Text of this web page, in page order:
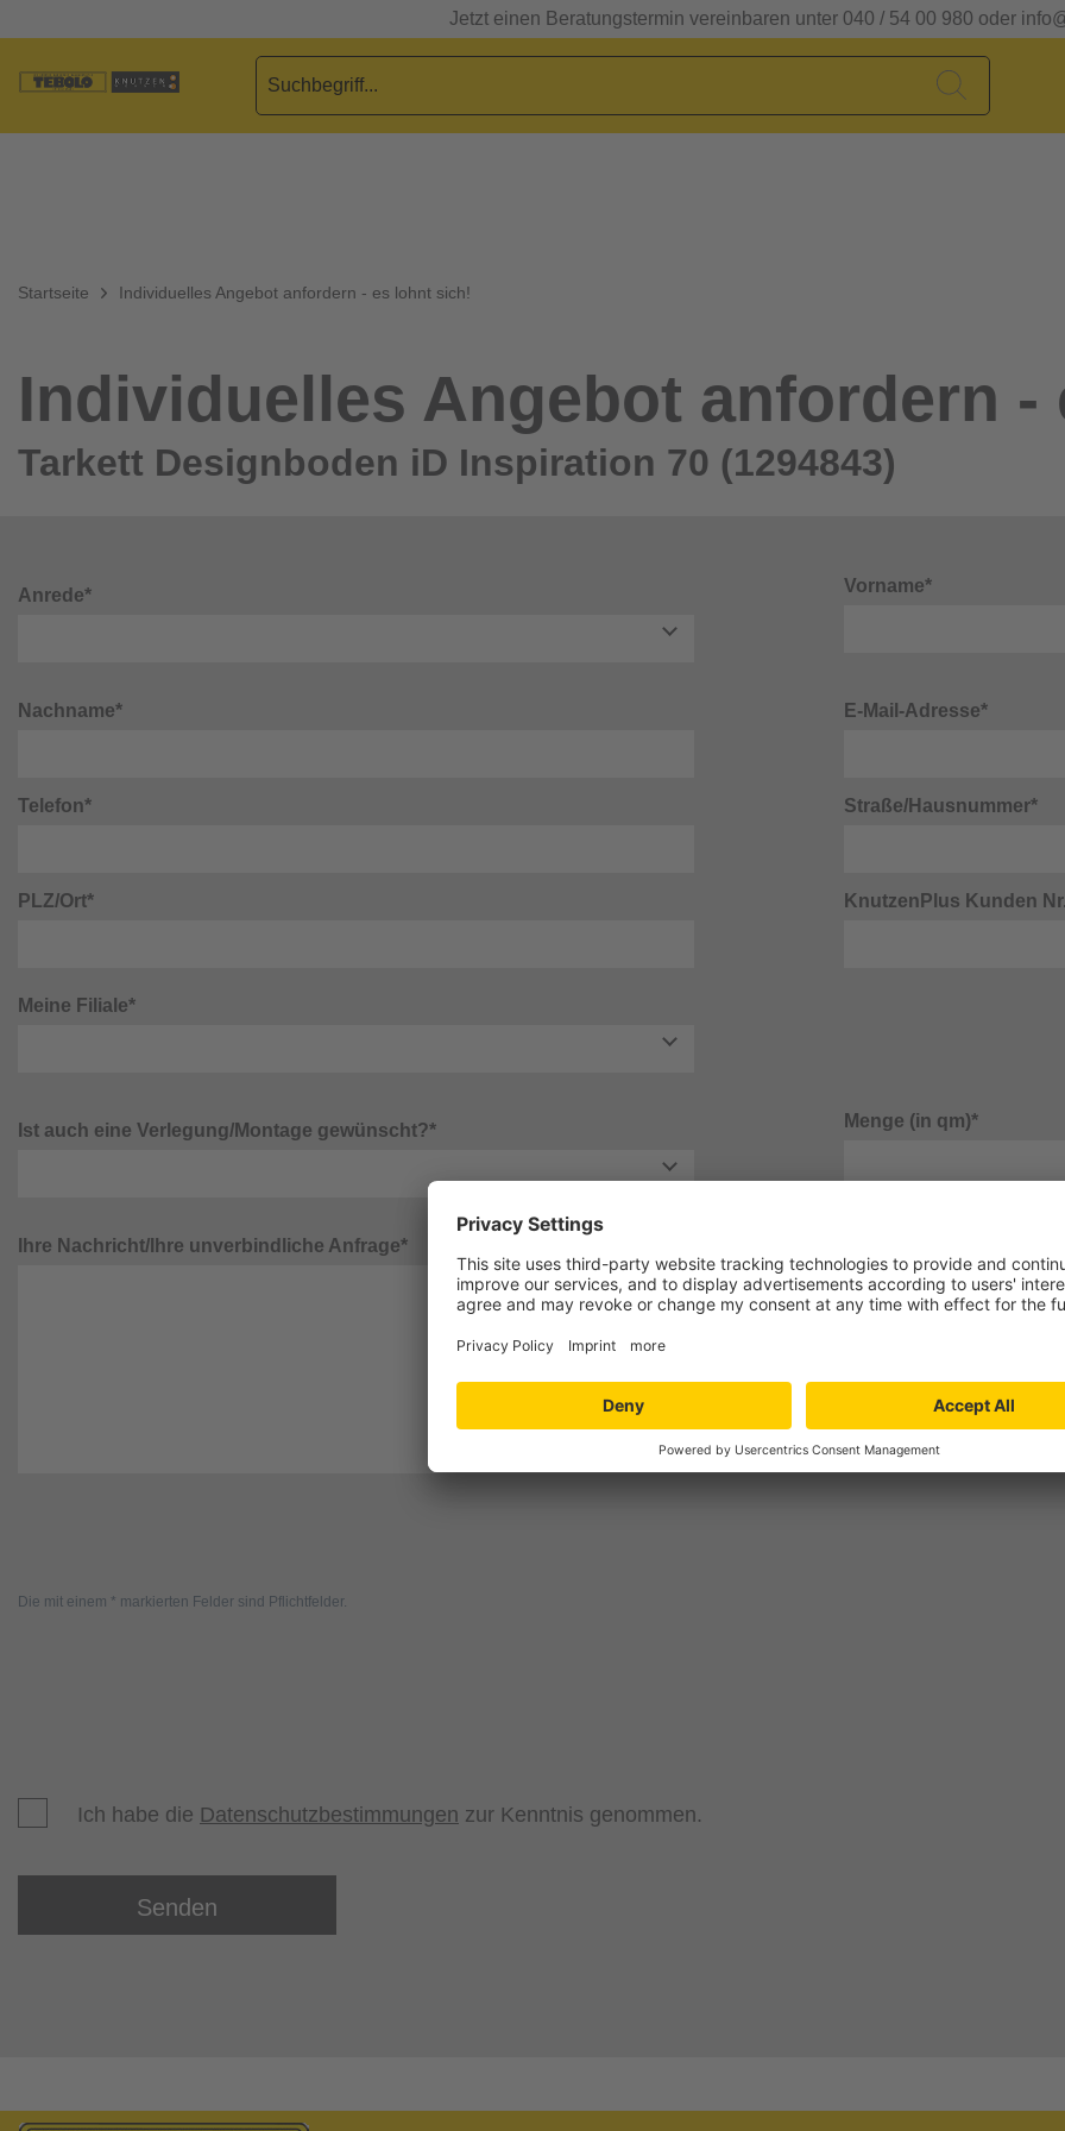
Jetzt einen Beratungstermin vereinbaren unter 040 / 54 00 980 oder
Startseite Individuelles Angebot anfordern - es lohnt sich!
Individuelles Angebot anfordern
Tarkett Designboden iD Inspiration 70 (1294843)
Anrede* Vorname*
Nachname* E-Mail-Adresse*
Telefon* Straße/Hausnummer*
PLZ/Ort* KnutzenPlus Kunden
Meine Filiale*
Ist auch eine Verlegung/Montage gewünscht?* Menge (in qm)*
Ihre Nachricht/Ihre unverbindliche Anfrage*
Die mit einem * markierten Felder sind Pflichtfelder.
Ich habe die Datenschutzbestimmungen zur Kenntnis genommen.
Senden